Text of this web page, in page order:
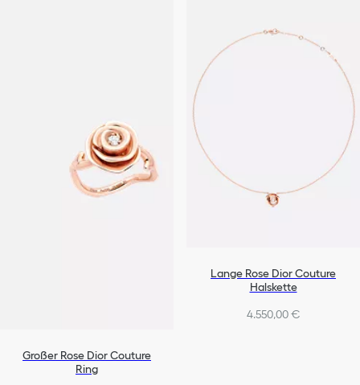
Großer Rose Dior Couture
Ring
Lange Rose Dior Couture
Halskette
4.550,00 €